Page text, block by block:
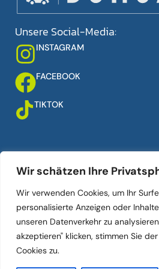
Wir schätzen Ihre
Wir verwenden Cookies, um Ihr
personalisierte Anzeigen oder
unseren Datenverkehr zu
akzeptieren" klicken, stimmen Sie
Cookies zu.
Unsere Social-Media:
INSTAGRAM
FACEBOOK
TIKTOK
Verkauf
Kontakt
Über uns